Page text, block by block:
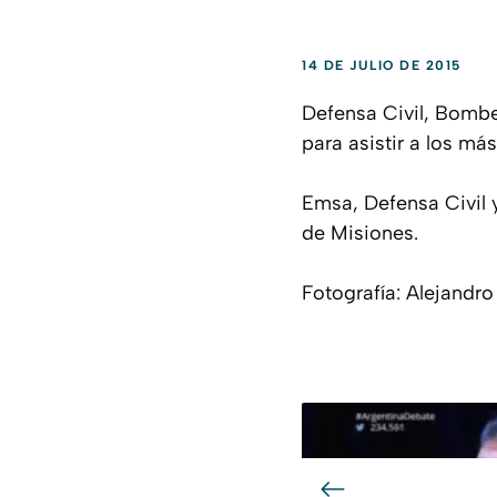
14 DE JULIO DE 2015
Defensa Civil,
para asistir a los
Emsa, Defensa
de Misiones.
Fotografía: